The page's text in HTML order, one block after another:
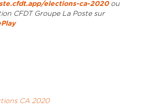
elections-ca-2020ou
CFDT Groupe La Poste sur
CA 2020